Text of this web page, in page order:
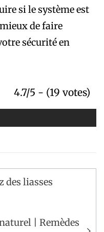
si le système est
de faire
sécurité en
4.7/5 - (19 votes)
des liasses
| Remèdes